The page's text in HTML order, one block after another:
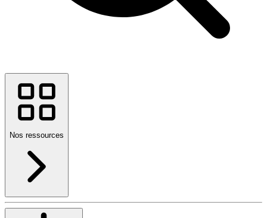
Nos ressources